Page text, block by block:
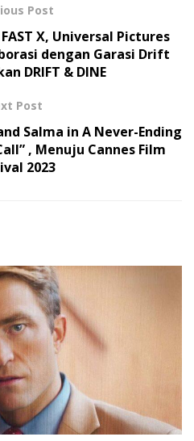
Post
X, Universal Pictures
dengan Garasi Drift
DRIFT & DINE
Post
Salma in A Never-Ending
, Menuju Cannes Film
2023